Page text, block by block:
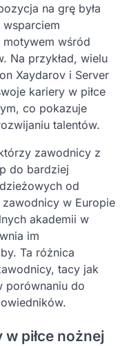
na grę była
motywem wśród
Na przykład, wielu
Xaydarov i Server
kariery w piłce
co pokazuje
talentów.
zawodnicy z
do bardziej
od
zawodnicy w Europie
akademii w
im
Ta różnica
tacy jak
porównaniu do
piłce nożnej